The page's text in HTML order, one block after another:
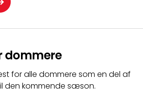
dommere
for alle dommere som en del af
den kommende sæson.